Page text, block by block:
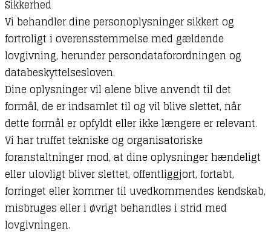
Sikkerhed
Vi behandler dine personoplysninger sikkert og
fortroligt i overensstemmelse med gældende
lovgivning, herunder persondataforordningen og
databeskyttelsesloven.
Dine oplysninger vil alene blive anvendt til det
formål, de er indsamlet til og vil blive slettet, når
dette formål er opfyldt eller ikke længere er relevant.
Vi har truffet tekniske og organisatoriske
foranstaltninger mod, at dine oplysninger hændeligt
eller ulovligt bliver slettet, offentliggjort, fortabt,
forringet eller kommer til uvedkommendes kendskab,
misbruges eller i øvrigt behandles i strid med
lovgivningen.